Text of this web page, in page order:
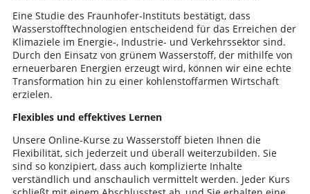
Eine Studie des Fraunhofer-Instituts bestätigt, dass
Wasserstofftechnologien entscheidend für das Erreichen der
Klimaziele im Energie-, Industrie- und Verkehrssektor sind.
Durch den Einsatz von grünem Wasserstoff, der mithilfe von
erneuerbaren Energien erzeugt wird, können wir eine echte
Transformation hin zu einer kohlenstoffarmen Wirtschaft
erzielen.
Flexibles und effektives Lernen
Unsere Online-Kurse zu Wasserstoff bieten Ihnen die
Flexibilität, sich jederzeit und überall weiterzubilden. Sie
sind so konzipiert, dass auch komplizierte Inhalte
verständlich und anschaulich vermittelt werden. Jeder Kurs